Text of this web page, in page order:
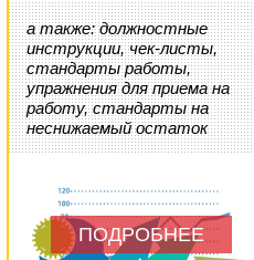
а также: должностные
инструкции, чек-листы,
стандарты работы,
упражнения для приема на
работу, стандарты на
неснижаемый остаток
ПОДРОБНЕЕ